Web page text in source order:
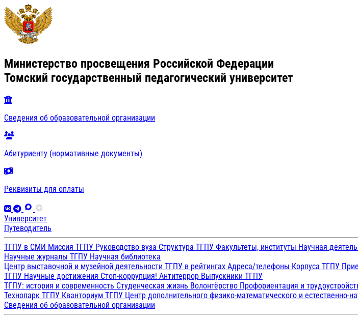
Министерство просвещения Российской Федерации
Томский государственный педагогический университет
Сведения об образовательной организации
Абитуриенту (нормативные документы)
Реквизиты для оплаты
Университет
Путеводитель
ТГПУ в СМИ Миссия ТГПУ Руководство вуза Структура ТГПУ Факультеты, институты Научная
Научные журналы ТГПУ Научная библиотека
Центр выставочной и музейной деятельности ТГПУ в рейтингах Адреса/телефоны Корпуса ТГПУ
ТГПУ Научные достижения Стоп-коррупция! Антитеррор Выпускники ТГПУ
ТГПУ: история и современность Студенческая жизнь Волонтёрство Профориентация и
Технопарк ТГПУ Кванториум ТГПУ Центр дополнительного физико-математического и естественно-
Сведения об образовательной организации